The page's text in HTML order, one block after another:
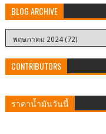
BLOG ARCHIVE
CONTRIBUTORS
ราคาน้ำมันวันนี้